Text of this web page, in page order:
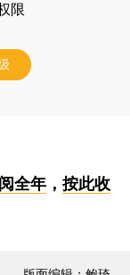
限
全年， 按此收